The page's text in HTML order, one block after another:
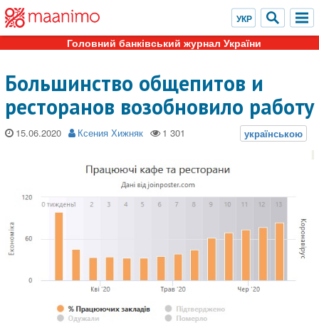
Головний банківський журнал України
Большинство общепитов и
ресторанов возобновило работу
15.06.2020 Ксения Хижняк